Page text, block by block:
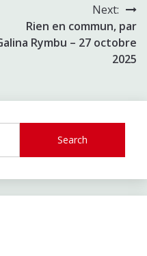
Next:
Rien en commun, par
Rymbu – 27 octobre
2025
Search